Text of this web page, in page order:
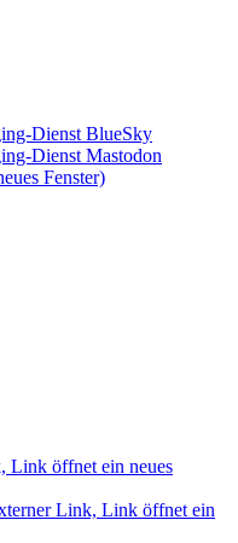
Dienst BlueSky
Dienst Mastodon
Fenster)
Link öffnet ein neues
Link, Link öffnet ein